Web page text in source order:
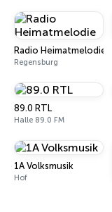
Radio Heimatmelodie
Regensburg
89.0 RTL
Halle 89.0 FM
1A Volksmusik
Hof